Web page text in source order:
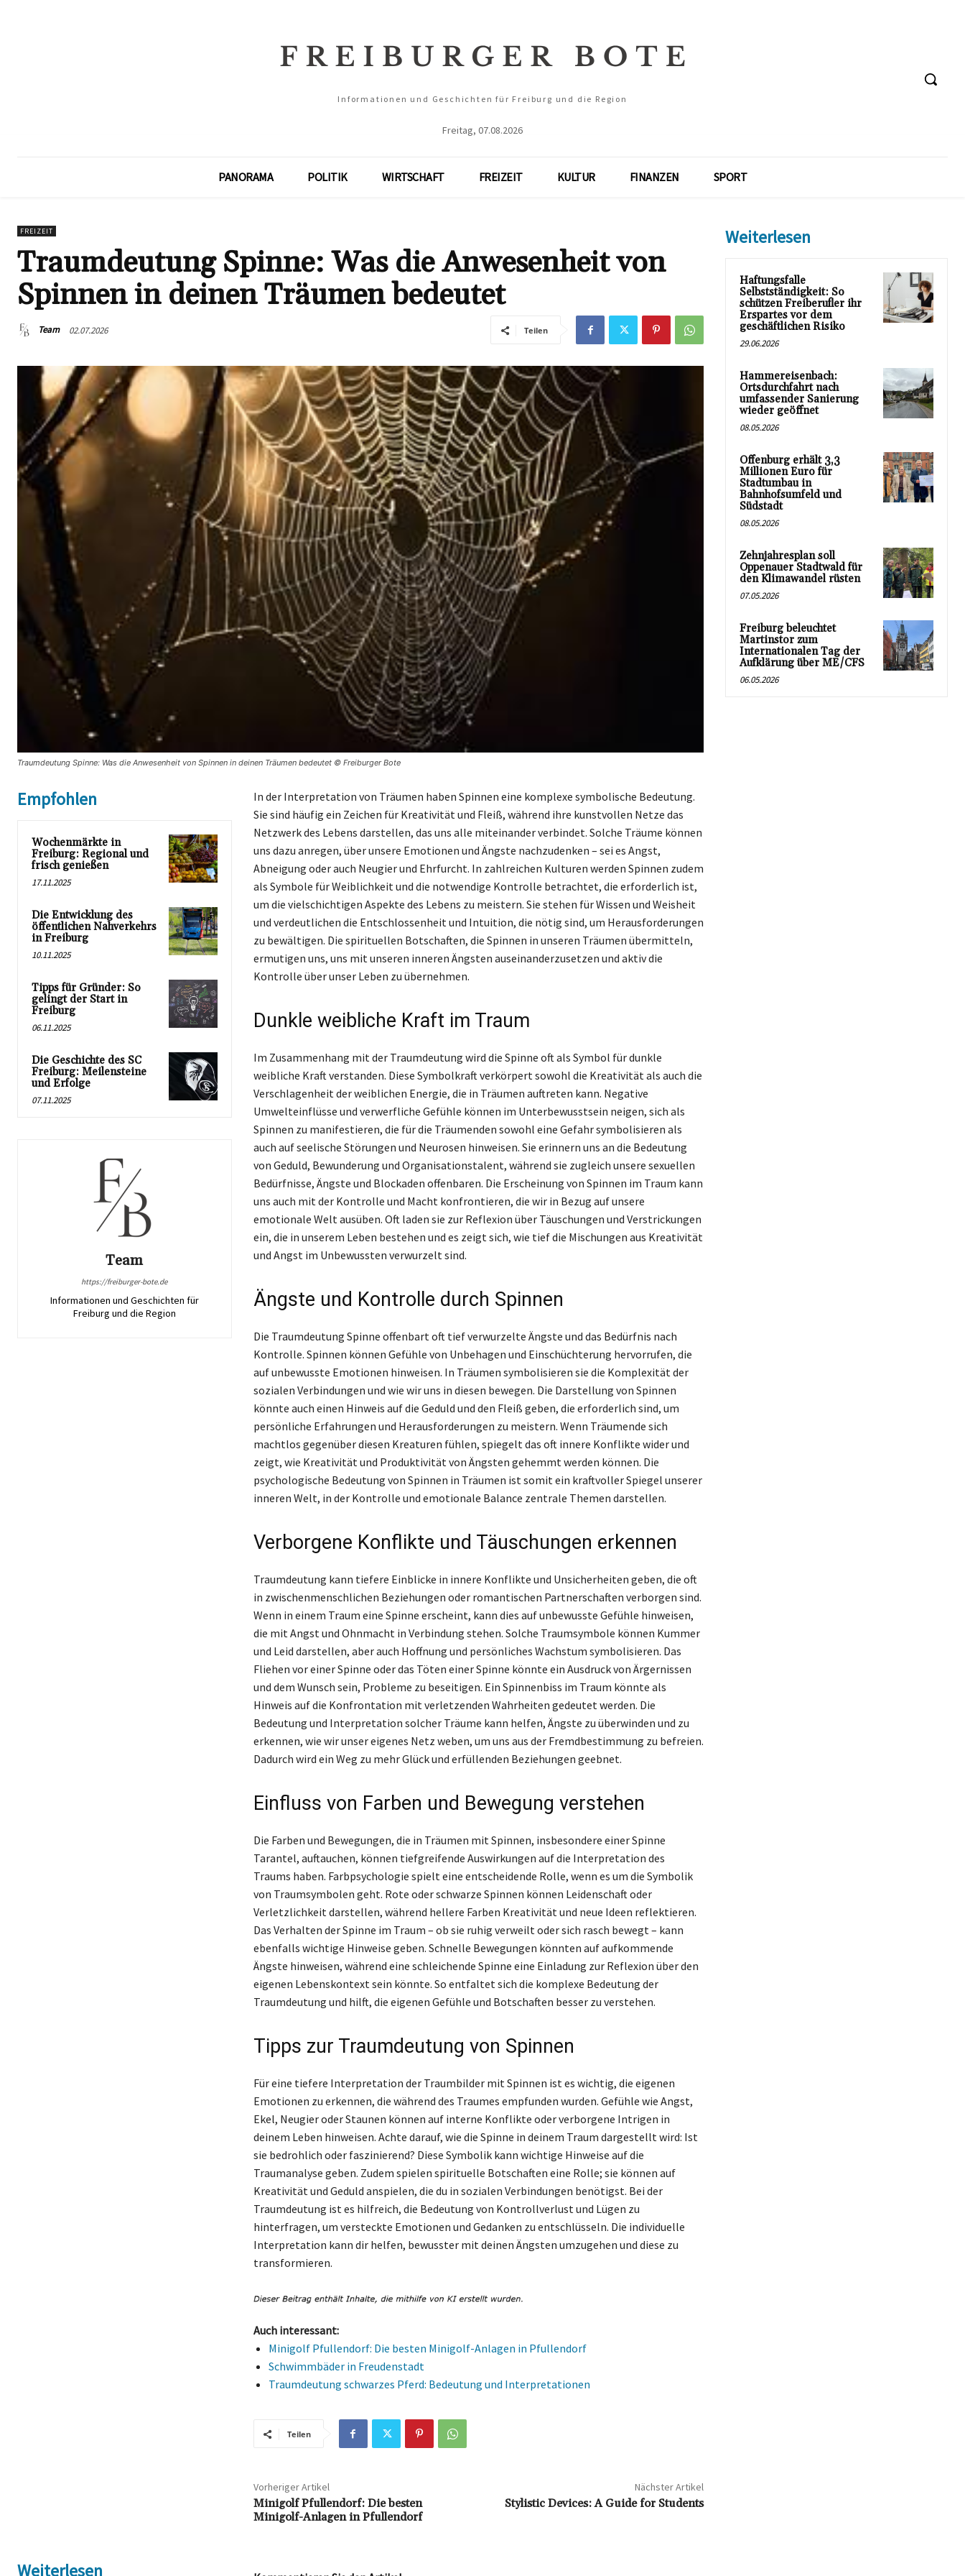
Informationen und Geschichten für Freiburg und die Region
Freitag, 07.08.2026
PANORAMA POLITIK WIRTSCHAFT FREIZEIT KULTUR FINANZEN SPORT
FREIZEIT
Traumdeutung Spinne: Was die Anwesenheit von
Spinnen in deinen Träumen bedeutet
Team 02.07.2026 Teilen
Traumdeutung Spinne: Was die Anwesenheit von Spinnen in deinen Träumen bedeutet © Freiburger Bote
Empfohlen
Wochenmärkte in
Freiburg: Regional und
frisch genießen
17.11.2025
Die Entwicklung des
öffentlichen Nahverkehrs
in Freiburg
10.11.2025
Tipps für Gründer: So
gelingt der Start in
Freiburg
06.11.2025
Die Geschichte des SC
Freiburg: Meilensteine
und Erfolge
07.11.2025
Team
https://freiburger-bote.de
Informationen und Geschichten für
Freiburg und die Region
In der Interpretation von Träumen haben Spinnen eine komplexe symbolische Bedeutung.
Sie sind häufig ein Zeichen für Kreativität und Fleiß, während ihre kunstvollen Netze das
Netzwerk des Lebens darstellen, das uns alle miteinander verbindet. Solche Träume können
uns dazu anregen, über unsere Emotionen und Ängste nachzudenken – sei es Angst,
Abneigung oder auch Neugier und Ehrfurcht. In zahlreichen Kulturen werden Spinnen zudem
als Symbole für Weiblichkeit und die notwendige Kontrolle betrachtet, die erforderlich ist,
um die vielschichtigen Aspekte des Lebens zu meistern. Sie stehen für Wissen und Weisheit
und verdeutlichen die Entschlossenheit und Intuition, die nötig sind, um Herausforderungen
zu bewältigen. Die spirituellen Botschaften, die Spinnen in unseren Träumen übermitteln,
ermutigen uns, uns mit unseren inneren Ängsten auseinanderzusetzen und aktiv die
Kontrolle über unser Leben zu übernehmen.
Dunkle weibliche Kraft im Traum
Im Zusammenhang mit der Traumdeutung wird die Spinne oft als Symbol für dunkle
weibliche Kraft verstanden. Diese Symbolkraft verkörpert sowohl die Kreativität als auch die
Verschlagenheit der weiblichen Energie, die in Träumen auftreten kann. Negative
Umwelteinflüsse und verwerfliche Gefühle können im Unterbewusstsein neigen, sich als
Spinnen zu manifestieren, die für die Träumenden sowohl eine Gefahr symbolisieren als
auch auf seelische Störungen und Neurosen hinweisen. Sie erinnern uns an die Bedeutung
von Geduld, Bewunderung und Organisationstalent, während sie zugleich unsere sexuellen
Bedürfnisse, Ängste und Blockaden offenbaren. Die Erscheinung von Spinnen im Traum kann
uns auch mit der Kontrolle und Macht konfrontieren, die wir in Bezug auf unsere
emotionale Welt ausüben. Oft laden sie zur Reflexion über Täuschungen und Verstrickungen
ein, die in unserem Leben bestehen und es zeigt sich, wie tief die Mischungen aus Kreativität
und Angst im Unbewussten verwurzelt sind.
Ängste und Kontrolle durch Spinnen
Die Traumdeutung Spinne offenbart oft tief verwurzelte Ängste und das Bedürfnis nach
Kontrolle. Spinnen können Gefühle von Unbehagen und Einschüchterung hervorrufen, die
auf unbewusste Emotionen hinweisen. In Träumen symbolisieren sie die Komplexität der
sozialen Verbindungen und wie wir uns in diesen bewegen. Die Darstellung von Spinnen
könnte auch einen Hinweis auf die Geduld und den Fleiß geben, die erforderlich sind, um
persönliche Erfahrungen und Herausforderungen zu meistern. Wenn Träumende sich
machtlos gegenüber diesen Kreaturen fühlen, spiegelt das oft innere Konflikte wider und
zeigt, wie Kreativität und Produktivität von Ängsten gehemmt werden können. Die
psychologische Bedeutung von Spinnen in Träumen ist somit ein kraftvoller Spiegel unserer
inneren Welt, in der Kontrolle und emotionale Balance zentrale Themen darstellen.
Verborgene Konflikte und Täuschungen erkennen
Traumdeutung kann tiefere Einblicke in innere Konflikte und Unsicherheiten geben, die oft
in zwischenmenschlichen Beziehungen oder romantischen Partnerschaften verborgen sind.
Wenn in einem Traum eine Spinne erscheint, kann dies auf unbewusste Gefühle hinweisen,
die mit Angst und Ohnmacht in Verbindung stehen. Solche Traumsymbole können Kummer
und Leid darstellen, aber auch Hoffnung und persönliches Wachstum symbolisieren. Das
Fliehen vor einer Spinne oder das Töten einer Spinne könnte ein Ausdruck von Ärgernissen
und dem Wunsch sein, Probleme zu beseitigen. Ein Spinnenbiss im Traum könnte als
Hinweis auf die Konfrontation mit verletzenden Wahrheiten gedeutet werden. Die
Bedeutung und Interpretation solcher Träume kann helfen, Ängste zu überwinden und zu
erkennen, wie wir unser eigenes Netz weben, um uns aus der Fremdbestimmung zu befreien.
Dadurch wird ein Weg zu mehr Glück und erfüllenden Beziehungen geebnet.
Einfluss von Farben und Bewegung verstehen
Die Farben und Bewegungen, die in Träumen mit Spinnen, insbesondere einer Spinne
Tarantel, auftauchen, können tiefgreifende Auswirkungen auf die Interpretation des
Traums haben. Farbpsychologie spielt eine entscheidende Rolle, wenn es um die Symbolik
von Traumsymbolen geht. Rote oder schwarze Spinnen können Leidenschaft oder
Verletzlichkeit darstellen, während hellere Farben Kreativität und neue Ideen reflektieren.
Das Verhalten der Spinne im Traum – ob sie ruhig verweilt oder sich rasch bewegt – kann
ebenfalls wichtige Hinweise geben. Schnelle Bewegungen könnten auf aufkommende
Ängste hinweisen, während eine schleichende Spinne eine Einladung zur Reflexion über den
eigenen Lebenskontext sein könnte. So entfaltet sich die komplexe Bedeutung der
Traumdeutung und hilft, die eigenen Gefühle und Botschaften besser zu verstehen.
Tipps zur Traumdeutung von Spinnen
Für eine tiefere Interpretation der Traumbilder mit Spinnen ist es wichtig, die eigenen
Emotionen zu erkennen, die während des Traumes empfunden wurden. Gefühle wie Angst,
Ekel, Neugier oder Staunen können auf interne Konflikte oder verborgene Intrigen in
deinem Leben hinweisen. Achte darauf, wie die Spinne in deinem Traum dargestellt wird: Ist
sie bedrohlich oder faszinierend? Diese Symbolik kann wichtige Hinweise auf die
Traumanalyse geben. Zudem spielen spirituelle Botschaften eine Rolle; sie können auf
Kreativität und Geduld anspielen, die du in sozialen Verbindungen benötigst. Bei der
Traumdeutung ist es hilfreich, die Bedeutung von Kontrollverlust und Lügen zu
hinterfragen, um versteckte Emotionen und Gedanken zu entschlüsseln. Die individuelle
Interpretation kann dir helfen, bewusster mit deinen Ängsten umzugehen und diese zu
transformieren.
Auch interessant:
Minigolf Pfullendorf: Die besten Minigolf-Anlagen in Pfullendorf
Schwimmbäder in Freudenstadt
Traumdeutung schwarzes Pferd: Bedeutung und Interpretationen
Teilen
Vorheriger Artikel
Minigolf Pfullendorf: Die besten
Minigolf-Anlagen in Pfullendorf
Nächster Artikel
Stylistic Devices: A Guide for Students
Weiterlesen
Weiterlesen
Haftungsfalle
Selbstständigkeit: So
schützen Freiberufler ihr
Erspartes vor dem
geschäftlichen Risiko
29.06.2026
Hammereisenbach:
Ortsdurchfahrt nach
umfassender Sanierung
wieder geöffnet
08.05.2026
Offenburg erhält 3,3
Millionen Euro für
Stadtumbau in
Bahnhofsumfeld und
Südstadt
08.05.2026
Zehnjahresplan soll
Oppenauer Stadtwald für
den Klimawandel rüsten
07.05.2026
Freiburg beleuchtet
Martinstor zum
Internationalen Tag der
Aufklärung über ME/CFS
06.05.2026